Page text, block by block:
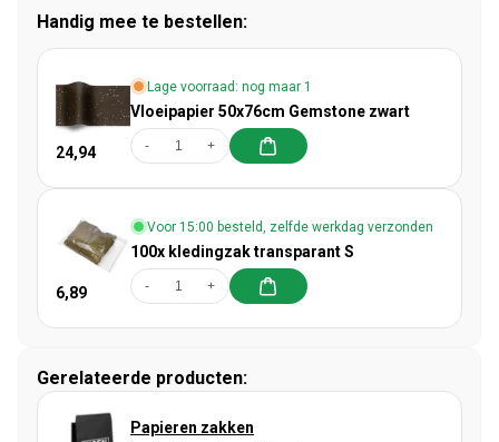
Handig mee te bestellen:
24,94
Lage voorraad: nog maar 1
Vloeipapier 50x76cm Gemstone zwart
- +
6,89
Voor 15:00 besteld, zelfde werkdag verzonden
100x kledingzak transparant S
- +
Gerelateerde producten:
Papieren zakken